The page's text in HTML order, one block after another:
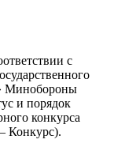
с
Минобороны
и порядок
конкурса
Конкурс).